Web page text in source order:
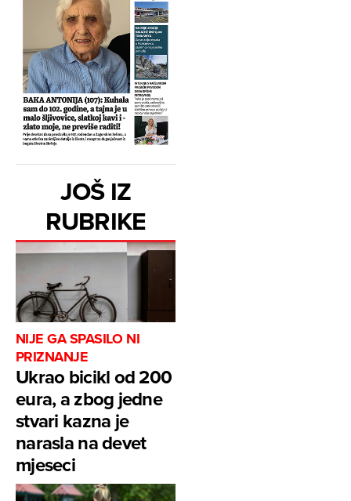
JOŠ IZ
RUBRIKE
NIJE GA SPASILO NI
PRIZNANJE
Ukrao bicikl od 200
eura, a zbog jedne
stvari kazna je
narasla na devet
mjeseci